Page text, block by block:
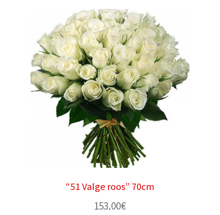
“51 Valge roos” 70cm
153.00€